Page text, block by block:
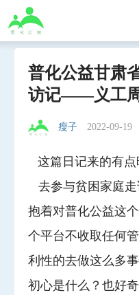
普化公益甘肃
访记——义工
瘦子 2022-09-19
这篇日记来的有点
去参与贫困家庭走
抱着对普化公益这
个平台不收取任何
利性的去做这么多
初心是什么？也好